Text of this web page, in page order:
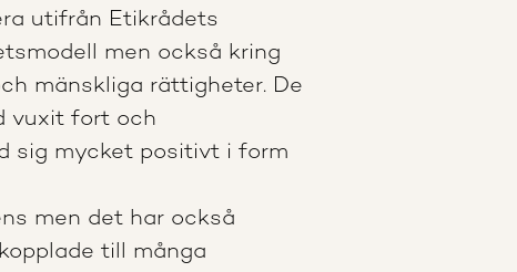
utifrån Etikrådets
men också kring
mänskliga rättigheter. De
vuxit fort och
sig mycket positivt i form
men det har också
till många